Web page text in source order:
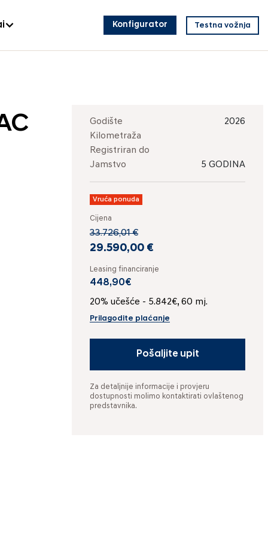
Konfigurator Testna vožnja
Godište
2026
Kilometraža
Registriran do
Jamstvo
5 GODINA
Vruća ponuda
Cijena
33.726,01 €
29.590,00 €
Leasing financiranje
448,90€
20% učešće - 5.842€, 60 mj.
Prilagodite plaćanje
Pošaljite upit
Za detaljnije informacije i provjeru
dostupnosti molimo kontaktirati ovlaštenog
predstavnika.